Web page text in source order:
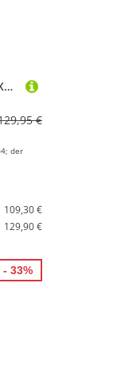
CMP - Damenhosen, Weiß, XXXXL
€
der
109,30 €
129,90 €
- 33%